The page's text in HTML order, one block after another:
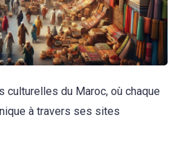
du Maroc, où chaque
à travers ses sites